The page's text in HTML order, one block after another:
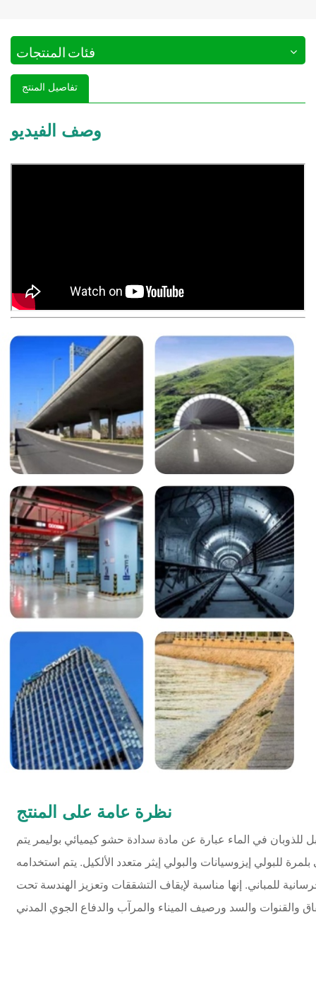
فئات المنتجات
تفاصيل المنتج
وصف الفيديو
نظرة عامة على المنتج
للذوبان في الماء عبارة عن مادة سدادة حشو كيميائي بوليمر يتم
للبولي إيزوسيانات والبولي إيثر متعدد الألكيل. يتم استخدامه
للمباني. إنها مناسبة لإيقاف التشققات وتعزيز الهندسة تحت